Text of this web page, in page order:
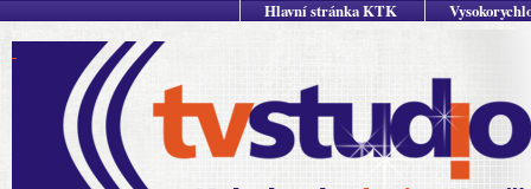
Hlavní stránka KTK